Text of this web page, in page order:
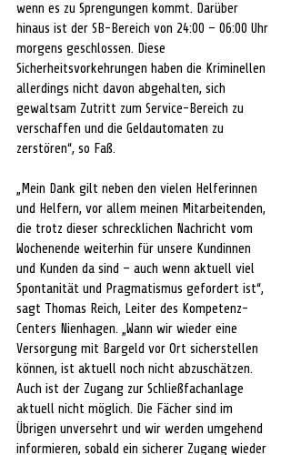
wenn es zu Sprengungen kommt. Darüber
hinaus ist der SB-Bereich von 24:00 – 06:00 Uhr
morgens geschlossen. Diese
Sicherheitsvorkehrungen haben die Kriminellen
allerdings nicht davon abgehalten, sich
gewaltsam Zutritt zum Service-Bereich zu
verschaffen und die Geldautomaten zu
zerstören“, so Faß.
„Mein Dank gilt neben den vielen Helferinnen
und Helfern, vor allem meinen Mitarbeitenden,
die trotz dieser schrecklichen Nachricht vom
Wochenende weiterhin für unsere Kundinnen
und Kunden da sind – auch wenn aktuell viel
Spontanität und Pragmatismus gefordert ist“,
sagt Thomas Reich, Leiter des Kompetenz-
Centers Nienhagen. „Wann wir wieder eine
Versorgung mit Bargeld vor Ort sicherstellen
können, ist aktuell noch nicht abzuschätzen.
Auch ist der Zugang zur Schließfachanlage
aktuell nicht möglich. Die Fächer sind im
Übrigen unversehrt und wir werden umgehend
informieren, sobald ein sicherer Zugang wieder